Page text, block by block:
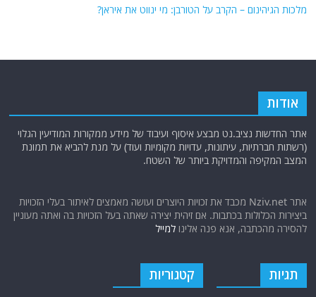
מלכות הגיהינום – הקרב על הטורבן: מי ינווט את איראן?
אודות
אתר החדשות נציב.נט מבצע איסוף ועיבוד של מידע ממקורות המודיעין הגלוי
(רשתות חברתיות, עיתונות, עדויות מקומיות ועוד) על מנת להביא את תמונת
המצב המקיפה והמדויקת ביותר של השטח.
אתר Nziv.net מכבד את זכויות היוצרים ועושה מאמצים לאיתור בעלי הזכויות
ביצירות הכלולות בכתבות. אם זיהית יצירה שאתה בעל הזכויות בה ואתה מעוניין
להסירה מהכתבה, אנא פנה אלינולמייל
תגיות קטגוריות